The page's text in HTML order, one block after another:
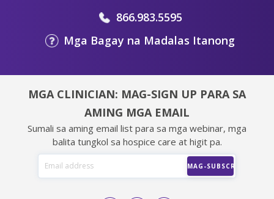
866.983.5595
Mga Bagay na Madalas Itanong
MGA CLINICIAN: MAG-SIGN UP PARA SA
AMING MGA EMAIL
Sumali sa aming email list para sa mga webinar, mga
balita tungkol sa hospice care at higit pa.